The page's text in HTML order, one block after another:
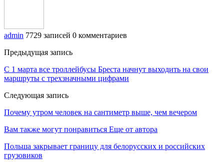
admin 7729 записей 0 комментариев
Предыдущая запись
С 1 марта все троллейбусы Бреста начнут выходить на свои
маршруты с трехзначными цифрами
Следующая запись
Почему утром человек на сантиметр выше, чем вечером
Вам также могут понравиться Еще от автора
Польша закрывает границу для белорусских и российских
грузовиков